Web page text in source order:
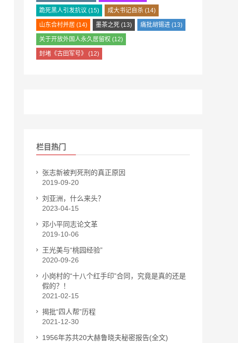
跪死黑人引发抗议 (15) 成大书记自杀 (14)
山东合村并居 (14) 墨茶之死 (13) 痛批胡锡进 (13)
关于开放外国人永久居留权 (12)
封堵《古田军号》 (12)
栏目热门
张志新被判死刑的真正原因
2019-09-20
刘亚洲，什么来头？
2023-04-15
邓小平同志论文革
2019-10-06
王光美与“桃园经验”
2020-09-26
小岗村的“十八个红手印”合同，究竟是真的还是
假的？！
2021-02-15
揭批“四人帮”历程
2021-12-30
1956年苏共20大赫鲁晓夫秘密报告(全文)